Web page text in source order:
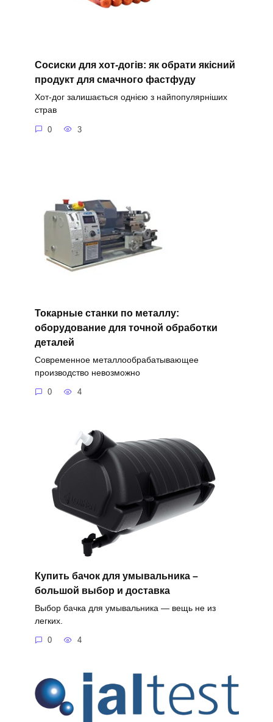
Сосиски для хот-догів: як обрати якісний
продукт для смачного фастфуду
Хот-дог залишається однією з найпопулярніших
страв
0 3
Токарные станки по металлу:
оборудование для точной обработки
деталей
Современное металлообрабатывающее
производство невозможно
0 4
Купить бачок для умывальника –
большой выбор и доставка
Выбор бачка для умывальника — вещь не из
легких.
0 4